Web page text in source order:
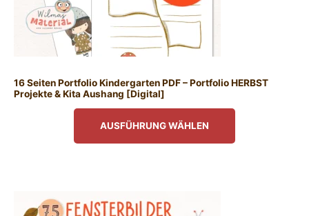
16 Seiten Portfolio Kindergarten PDF – Portfolio HERBST
Projekte & Kita Aushang [Digital]
AUSFÜHRUNG WÄHLEN